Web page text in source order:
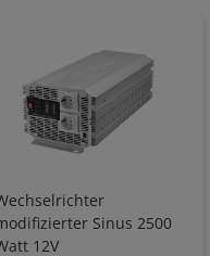
Sinus 2500
12V